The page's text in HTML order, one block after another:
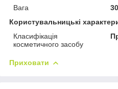
Вага
Користувальницькі
Класифікація
косметичного засобу
Приховати